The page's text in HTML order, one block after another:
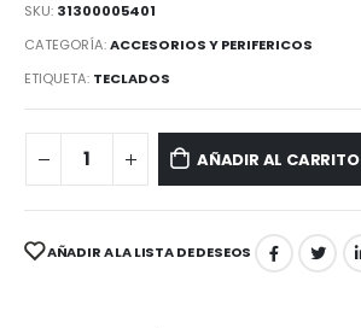
SKU: 31300005401
CATEGORÍA:ACCESORIOS Y PERIFERICOS
ETIQUETA: TECLADOS
AÑADIR AL CARRITO
AÑADIR A LA LISTA DE DESEOS